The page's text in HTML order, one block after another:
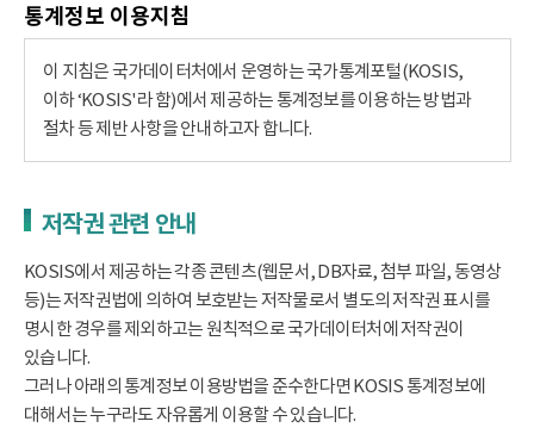
통계정보 이용지침
이 지침은 국가데이터처에서 운영하는 국가통계포털(KOSIS,
이하 ‘KOSIS'라 함)에서 제공하는 통계정보를 이용하는 방법과
절차 등 제반 사항을 안내하고자 합니다.
저작권 관련 안내
KOSIS에서 제공하는 각종 콘텐츠(웹문서, DB자료, 첨부 파일, 동영상
등)는 저작권법에 의하여 보호받는 저작물로서 별도의 저작권 표시를
명시한 경우를 제외하고는 원칙적으로 국가데이터처에 저작권이
있습니다.
그러나 아래의 통계정보 이용방법을 준수한다면 KOSIS 통계정보에
대해서는 누구라도 자유롭게 이용할 수 있습니다.